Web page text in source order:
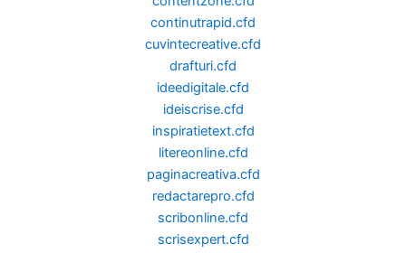
continutrapid.cfd
cuvintecreative.cfd
drafturi.cfd
ideedigitale.cfd
ideiscrise.cfd
inspiratietext.cfd
litereonline.cfd
paginacreativa.cfd
redactarepro.cfd
scribonline.cfd
scrisexpert.cfd